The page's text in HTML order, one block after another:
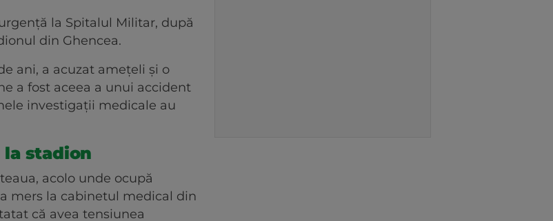
la Spitalul Militar, după
din Ghencea.
ani, a acuzat amețeli și o
a fost aceea a unui accident
investigații medicale au
la stadion
acolo unde ocupă
mers la cabinetul medical din
că avea tensiunea